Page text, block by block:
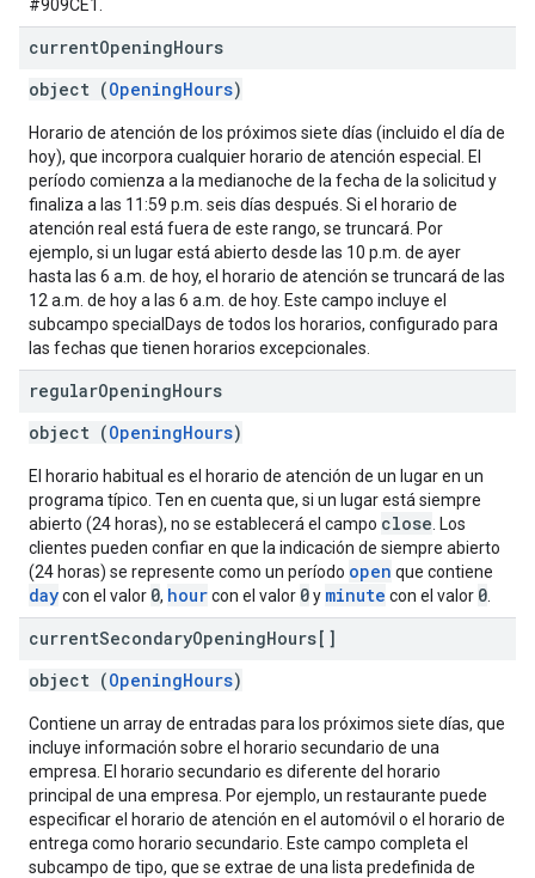
#909CE1.
currentOpeningHours
object (OpeningHours)
Horario de atención de los próximos siete días (incluido el día de
hoy), que incorpora cualquier horario de atención especial. El
período comienza a la medianoche de la fecha de la solicitud y
finaliza a las 11:59 p.m. seis días después. Si el horario de
atención real está fuera de este rango, se truncará. Por
ejemplo, si un lugar está abierto desde las 10 p.m. de ayer
hasta las 6 a.m. de hoy, el horario de atención se truncará de las
12 a.m. de hoy a las 6 a.m. de hoy. Este campo incluye el
subcampo specialDays de todos los horarios, configurado para
las fechas que tienen horarios excepcionales.
regularOpeningHours
object (OpeningHours)
El horario habitual es el horario de atención de un lugar en un
programa típico. Ten en cuenta que, si un lugar está siempre
abierto (24 horas), no se establecerá el campo close . Los
clientes pueden confiar en que la indicación de siempre abierto
(24 horas) se represente como un período open que contiene
daycon el valor 0, hourcon el valor 0y minute con el valor 0
currentSecondaryOpeningHours[]
object (OpeningHours)
Contiene un array de entradas para los próximos siete días, que
incluye información sobre el horario secundario de una
empresa. El horario secundario es diferente del horario
principal de una empresa. Por ejemplo, un restaurante puede
especificar el horario de atención en el automóvil o el horario de
entrega como horario secundario. Este campo completa el
subcampo de tipo, que se extrae de una lista predefinida de